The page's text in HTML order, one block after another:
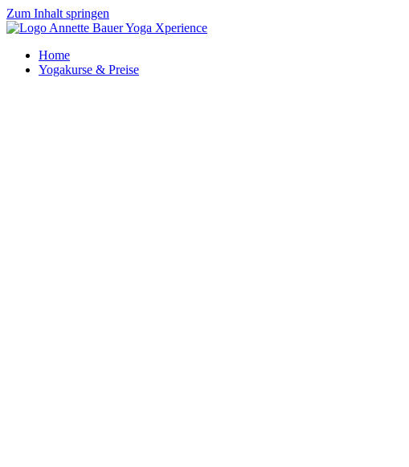
Zum Inhalt springen
Home
Yogakurse & Preise